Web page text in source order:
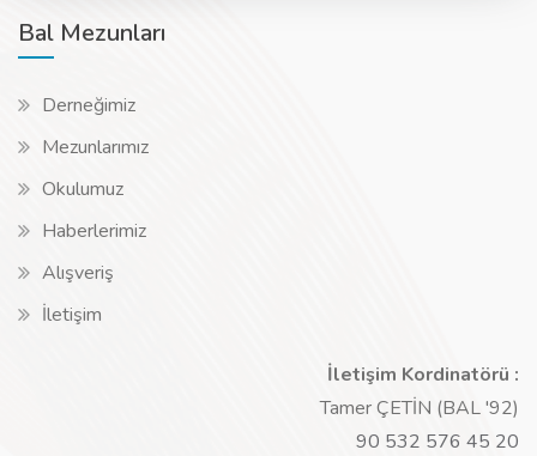
Bal Mezunları
Derneğimiz
Mezunlarımız
Okulumuz
Haberlerimiz
Alışveriş
İletişim
İletişim Kordinatörü :
Tamer ÇETİN (BAL '92)
90 532 576 45 20